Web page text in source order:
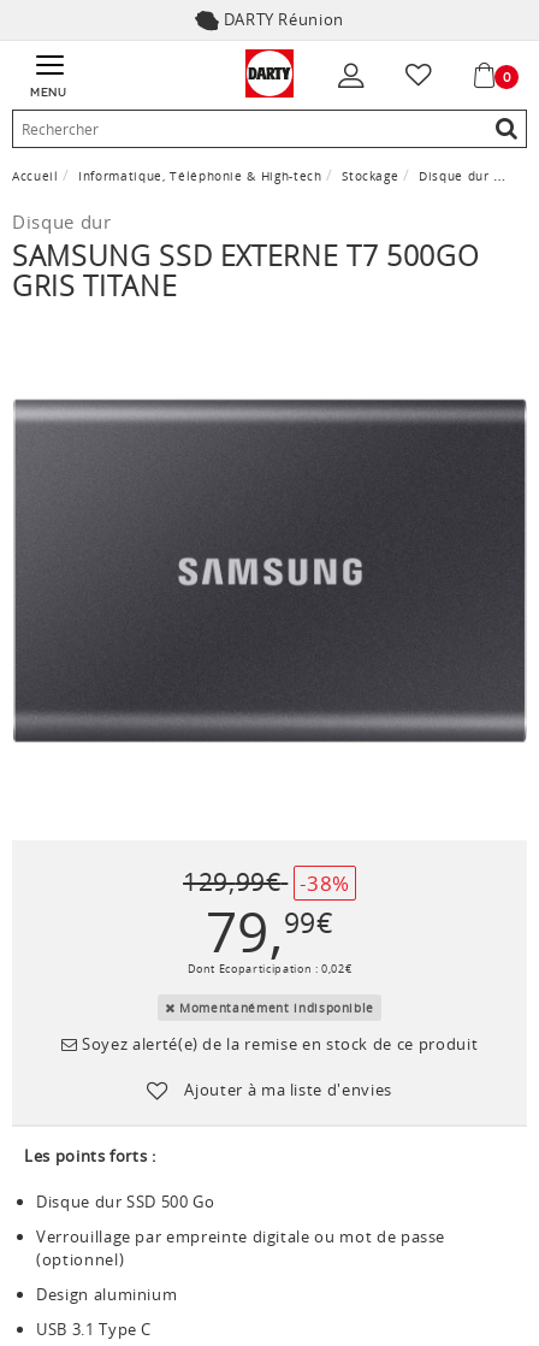
DARTY Réunion
MENU
0
Accueil Informatique, Téléphonie & High-tech Stockage Disque dur
Disque dur
SAMSUNG SSD EXTERNE T7 500GO
GRIS TITANE
129,99€ -38%
79,99€
Dont Ecoparticipation :0,02€
Momentanément indisponible
Soyez alerté(e) de la remise en stock de ce produit
Ajouter à ma liste d'envies
Les points forts :
Disque dur SSD 500 Go
Verrouillage par empreinte digitale ou mot de passe
(optionnel)
Design aluminium
USB 3.1 Type C